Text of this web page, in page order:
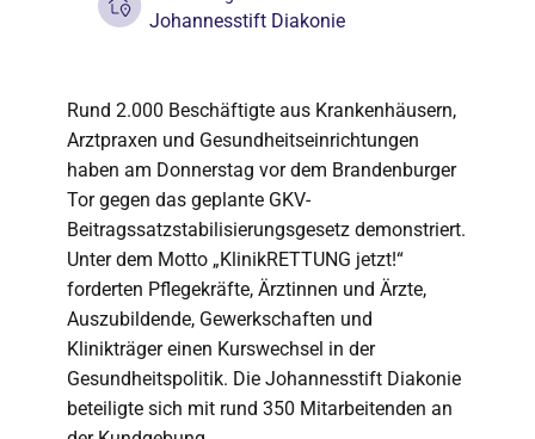
Johannesstift Diakonie
Rund 2.000 Beschäftigte aus Krankenhäusern,
Arztpraxen und Gesundheitseinrichtungen
haben am Donnerstag vor dem Brandenburger
Tor gegen das geplante GKV-
Beitragssatzstabilisierungsgesetz demonstriert.
Unter dem Motto „KlinikRETTUNG jetzt!“
forderten Pflegekräfte, Ärztinnen und Ärzte,
Auszubildende, Gewerkschaften und
Klinikträger einen Kurswechsel in der
Gesundheitspolitik. Die Johannesstift Diakonie
beteiligte sich mit rund 350 Mitarbeitenden an